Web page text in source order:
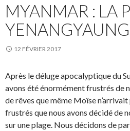
MYANMAR : LA
12 FÉVRIER 2017
Après le déluge apocalyptique du
avons été énormément frustrés de
de rêves que même Moïse
frustrés que nous avons décidé de
sur une plage. Nous décidons de